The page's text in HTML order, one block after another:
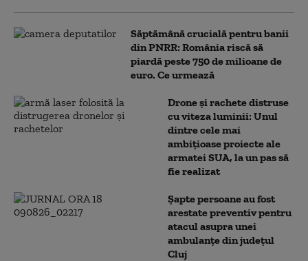
Săptămână crucială pentru banii
din PNRR: România riscă să
piardă peste 750 de milioane de
euro. Ce urmează
Drone și rachete distruse
cu viteza luminii: Unul
dintre cele mai
ambițioase proiecte ale
armatei SUA, la un pas să
fie realizat
Șapte persoane au fost
arestate preventiv pentru
atacul asupra unei
ambulanțe din județul
Cluj